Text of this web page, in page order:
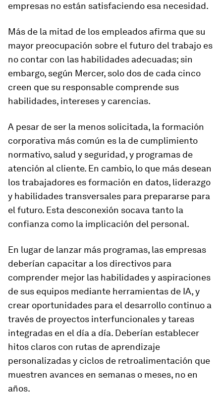
empresas no están satisfaciendo esa necesidad.
Más de la mitad de los empleados afirma que su
mayor preocupación sobre el futuro del trabajo es
no contar con las habilidades adecuadas; sin
embargo, según Mercer, solo dos de cada cinco
creen que su responsable comprende sus
habilidades, intereses y carencias.
A pesar de ser la menos solicitada, la formación
corporativa más común es la de cumplimiento
normativo, salud y seguridad, y programas de
atención al cliente. En cambio, lo que más desean
los trabajadores es formación en datos, liderazgo
y habilidades transversales para prepararse para
el futuro. Esta desconexión socava tanto la
confianza como la implicación del personal.
En lugar de lanzar más programas, las empresas
deberían capacitar a los directivos para
comprender mejor las habilidades y aspiraciones
de sus equipos mediante herramientas de IA, y
crear oportunidades para el desarrollo continuo a
través de proyectos interfuncionales y tareas
integradas en el día a día. Deberían establecer
hitos claros con rutas de aprendizaje
personalizadas y ciclos de retroalimentación que
muestren avances en semanas o meses, no en
años.